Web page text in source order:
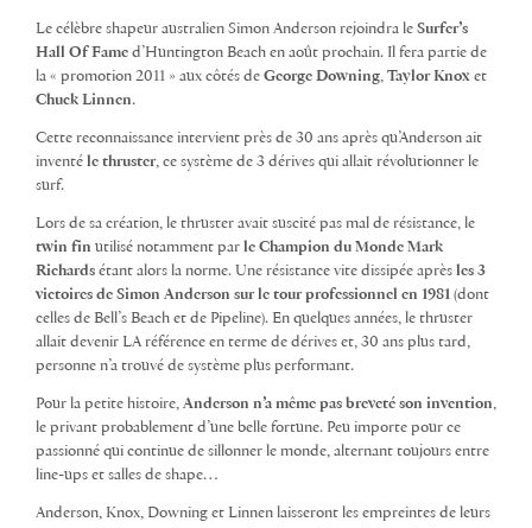
Le célèbre shapeur australien Simon Anderson rejoindra le Surfer’s
Hall Of Fame d’Huntington Beach en août prochain. Il fera partie de
la « promotion 2011 » aux côtés de George Downing, Taylor Knox et
Chuck Linnen.
Cette reconnaissance intervient près de 30 ans après qu’Anderson ait
inventé le thruster, ce système de 3 dérives qui allait révolutionner le
surf.
Lors de sa création, le thruster avait suscité pas mal de résistance, le
twin fin utilisé notamment par le Champion du Monde Mark
Richards étant alors la norme. Une résistance vite dissipée après les 3
victoires de Simon Anderson sur le tour professionnel en 1981 (dont
celles de Bell’s Beach et de Pipeline). En quelques années, le thruster
allait devenir LA référence en terme de dérives et, 30 ans plus tard,
personne n’a trouvé de système plus performant.
Pour la petite histoire, Anderson n’a même pas breveté son invention,
le privant probablement d’une belle fortune. Peu importe pour ce
passionné qui continue de sillonner le monde, alternant toujours entre
line-ups et salles de shape…
Anderson, Knox, Downing et Linnen laisseront les empreintes de leurs